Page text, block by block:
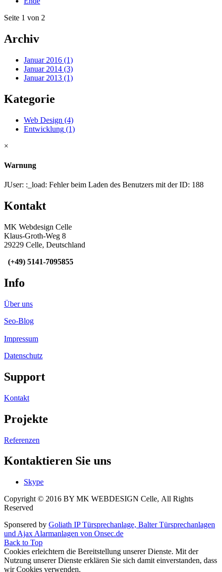
Seite 1 von 2
Archiv
Januar 2016 (1)
Januar 2014 (3)
Januar 2013 (1)
Kategorie
Web Design (4)
Entwicklung (1)
×
Warnung
JUser: :_load: Fehler beim Laden des Benutzers mit der ID: 188
Kontakt
MK Webdesign Celle
Klaus-Groth-Weg 8
29229 Celle, Deutschland
(+49) 5141-7095855
Info
Über uns
Seo-Blog
Impressum
Datenschutz
Support
Kontakt
Projekte
Referenzen
Kontaktieren Sie uns
Skype
Copyright © 2016 BY MK WEBDESIGN Celle, All Rights
Reserved
Sponsered by Goliath IP Türsprechanlage, Balter Türsprechanlagen
und Ajax Alarmanlagen von Onsec.de
Back to Top
Cookies erleichtern die Bereitstellung unserer Dienste. Mit der
Nutzung unserer Dienste erklären Sie sich damit einverstanden, dass
wir Cookies verwenden.